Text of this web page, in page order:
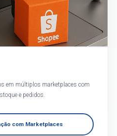
em múltiplos marketplaces com
e pedidos.
com Marketplaces